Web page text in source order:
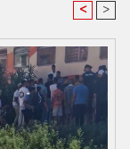
< >